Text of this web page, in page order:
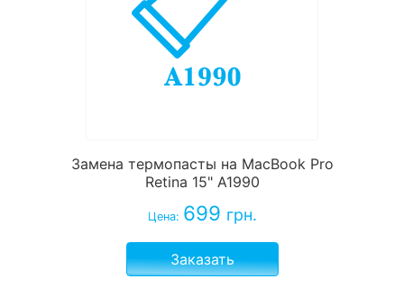
Замена термопасты на MacBook Pro
Retina 15" A1990
Цена: 699 грн.
Заказать